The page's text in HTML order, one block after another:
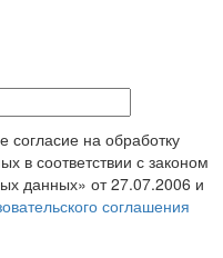
согласие на обработку
в соответствии с законом
данных» от 27.07.2006 и
соглашения